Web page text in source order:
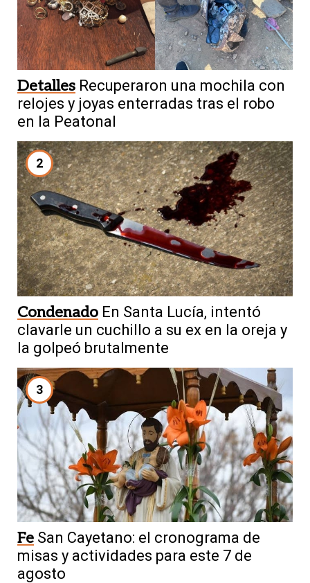
Detalles Recuperaron una mochila con
relojes y joyas enterradas tras el robo
en la Peatonal
2
Condenado En Santa Lucía, intentó
clavarle un cuchillo a su ex en la oreja y
la golpeó brutalmente
3
Fe San Cayetano: el cronograma de
misas y actividades para este 7 de
agosto